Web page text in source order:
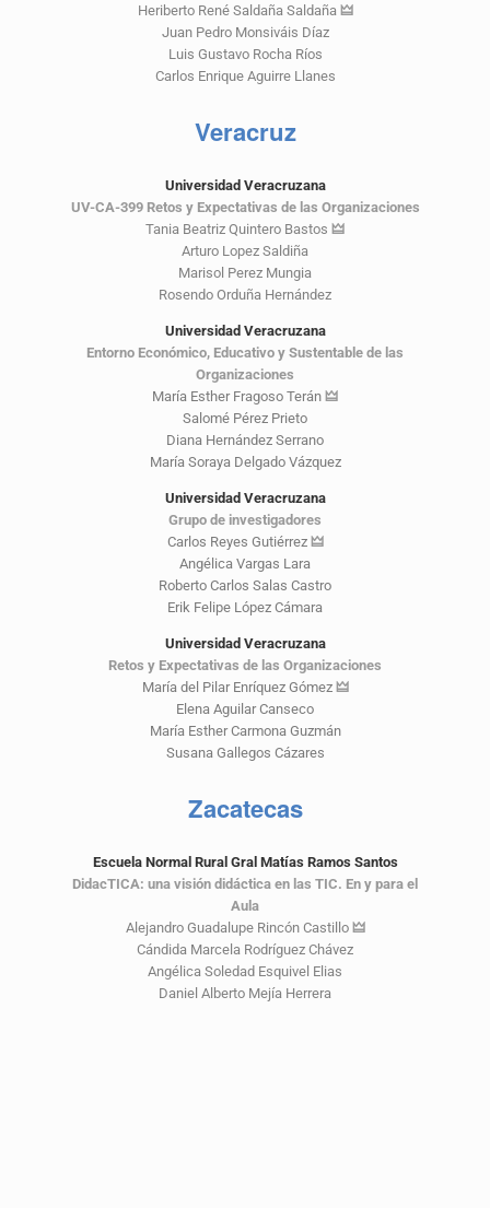
Heriberto René Saldaña Saldaña 🜲
Juan Pedro Monsiváis Díaz
Luis Gustavo Rocha Ríos
Carlos Enrique Aguirre Llanes
Veracruz
Universidad Veracruzana
UV-CA-399 Retos y Expectativas de las Organizaciones
Tania Beatriz Quintero Bastos 🜲
Arturo Lopez Saldiña
Marisol Perez Mungia
Rosendo Orduña Hernández
Universidad Veracruzana
Entorno Económico, Educativo y Sustentable de las
Organizaciones
María Esther Fragoso Terán 🜲
Salomé Pérez Prieto
Diana Hernández Serrano
María Soraya Delgado Vázquez
Universidad Veracruzana
Grupo de investigadores
Carlos Reyes Gutiérrez 🜲
Angélica Vargas Lara
Roberto Carlos Salas Castro
Erik Felipe López Cámara
Universidad Veracruzana
Retos y Expectativas de las Organizaciones
María del Pilar Enríquez Gómez 🜲
Elena Aguilar Canseco
María Esther Carmona Guzmán
Susana Gallegos Cázares
Zacatecas
Escuela Normal Rural Gral Matías Ramos Santos
DidacTICA: una visión didáctica en las TIC. En y para el
Aula
Alejandro Guadalupe Rincón Castillo 🜲
Cándida Marcela Rodríguez Chávez
Angélica Soledad Esquivel Elias
Daniel Alberto Mejía Herrera